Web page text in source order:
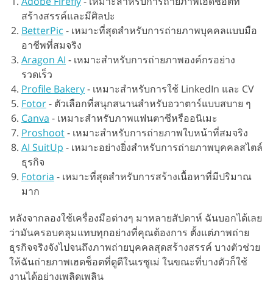
สร้างสรรค์และมีศิลปะ
BetterPic - เหมาะที่สุดสำหรับการถ่ายภาพบุคคลแบบมือ
อาชีพที่สมจริง
Aragon AI - เหมาะสำหรับการถ่ายภาพองค์กรอย่าง
รวดเร็ว
Profile Bakery- เหมาะสำหรับการใช้ LinkedIn และ CV
Fotor- ตัวเลือกที่สนุกสนานสำหรับอวาตาร์แบบสบาย ๆ
Canva - เหมาะสำหรับภาพแฟนตาซีหรืออนิเมะ
Proshoot- เหมาะสำหรับการถ่ายภาพใบหน้าที่สมจริง
AI SuitUp - เหมาะอย่างยิ่งสำหรับการถ่ายภาพบุคคลสไตล์
ธุรกิจ
Fotoria - เหมาะที่สุดสำหรับการสร้างเนื้อหาที่มีปริมาณ
มาก
หลังจากลองใช้เครื่องมือต่างๆ มาหลายสัปดาห์ ฉันบอกได้เลย
ว่ามันครอบคลุมแทบทุกอย่างที่คุณต้องการ ตั้งแต่ภาพถ่าย
ธุรกิจจริงจังไปจนถึงภาพถ่ายบุคคลสุดสร้างสรรค์ บางตัวช่วย
ให้ฉันถ่ายภาพเฮดช็อตที่ดูดีในเรซูเม่ ในขณะที่บางตัวก็ใช้
งานได้อย่างเพลิดเพลิน